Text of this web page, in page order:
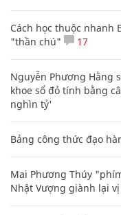
Cách học thuộc nhanh
"thần chú"
17
Nguyễn Phương Hằng
khoe sổ đỏ tính bằng
nghìn tỷ'
Bảng công thức đạo
Mai Phương Thúy
Nhật Vượng giành lại